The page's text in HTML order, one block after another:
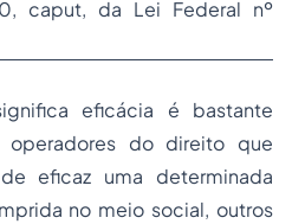
caput, da Lei Federal nº
eficácia é bastante
operadores do direito que
eficaz uma determinada
no meio social, outros